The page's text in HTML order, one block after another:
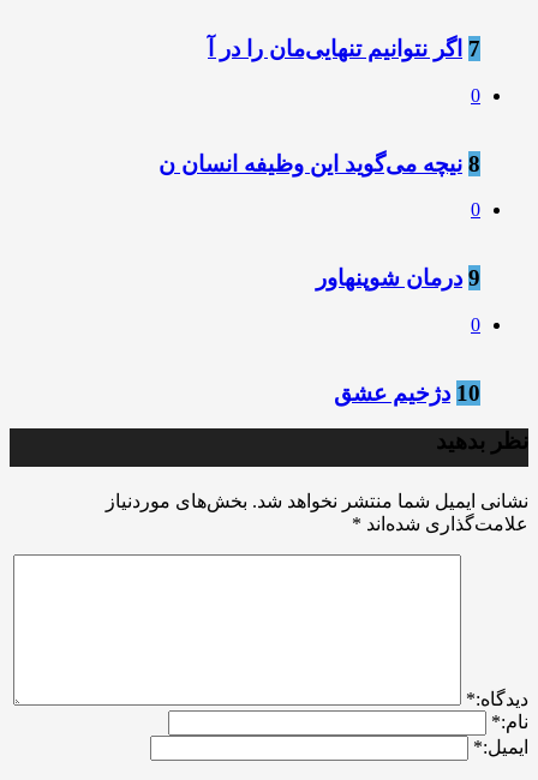
7 اگر نتوانیم تنهایی‌مان را در آ
0
8 نیچه می‌گوید این وظیفه انسان ن
0
9 درمان شوپنهاور
0
10 دژخیم عشق
نظر بدهید
نشانی ایمیل شما منتشر نخواهد شد. بخش‌های موردنیاز
علامت‌گذاری شده‌اند *
ديدگاه:*
نام:*
ایمیل:*